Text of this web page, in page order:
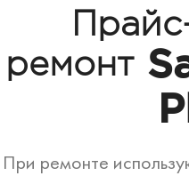
ремонт
При ремонте